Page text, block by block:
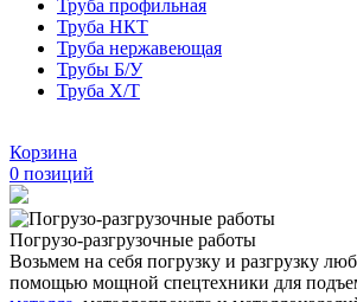
Труба профильная
Труба НКТ
Труба нержавеющая
Трубы Б/У
Труба Х/Т
Корзина
0 позиций
Погрузо-разгрузочные работы
Возьмем на себя погрузку и разгрузку
помощью мощной спецтехники для